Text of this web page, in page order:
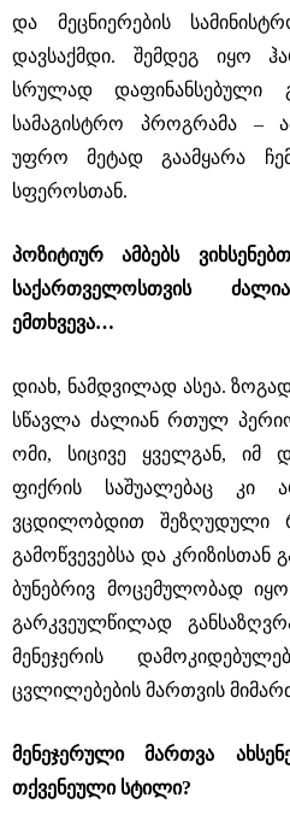
და მეცნიერების
დავსაქმდი. შემდეგ იყო
სრულად დაფინანსებული
სამაგისტრო პროგრამა –
უფრო მეტად გაამყარა
სფეროსთან.
პოზიტიურ ამბებს
საქართველოსთვის
ემთხვევა…
დიახ, ნამდვილად ასეა.
სწავლა ძალიან რთულ
ომი, სიცივე ყველგან, იმ
ფიქრის საშუალებაც კი
ვცდილობდით შეზღუდული
გამოწვევებსა და კრიზისთან
ბუნებრივ მოცემულობად
გარკვეულწილად
მენეჯერის
ცვლილებების მართვის
მენეჯერული მართვა
თქვენეული სტილი?